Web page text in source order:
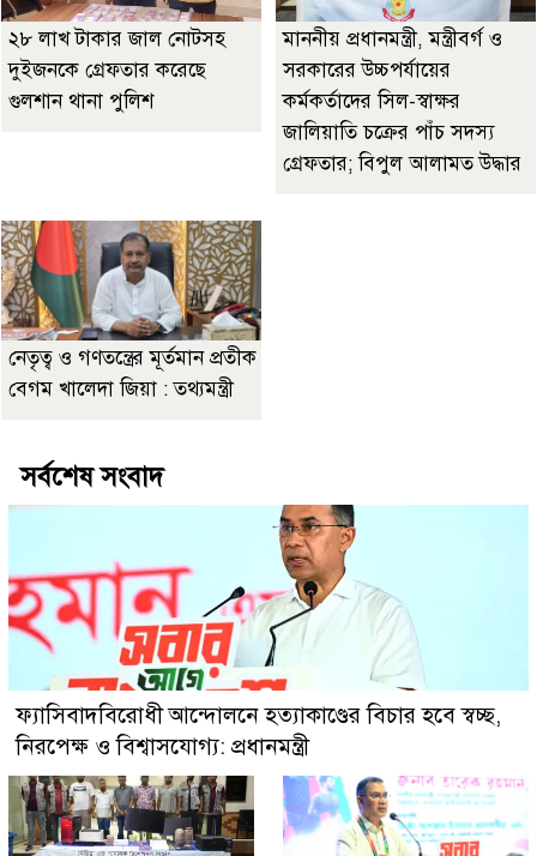
২৮ লাখ টাকার জাল নোটসহ
দুইজনকে গ্রেফতার করেছে
গুলশান থানা পুলিশ
মাননীয় প্রধানমন্ত্রী, মন্ত্রীবর্গ ও
সরকারের উচ্চপর্যায়ের
কর্মকর্তাদের সিল-স্বাক্ষর
জালিয়াতি চক্রের পাঁচ সদস্য
গ্রেফতার; বিপুল আলামত উদ্ধার
নেতৃত্ব ও গণতন্ত্রের মূর্তমান প্রতীক
বেগম খালেদা জিয়া : তথ্যমন্ত্রী
সর্বশেষ সংবাদ
ফ্যাসিবাদবিরোধী আন্দোলনে হত্যাকাণ্ডের বিচার হবে স্বচ্ছ,
নিরপেক্ষ ও বিশ্বাসযোগ্য: প্রধানমন্ত্রী